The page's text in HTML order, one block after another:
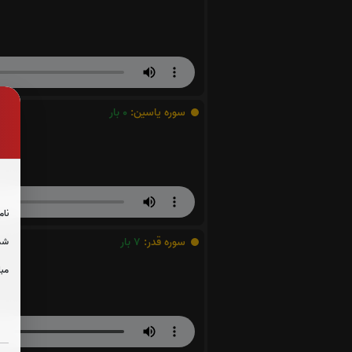
سوره یاسین: 0 بار
سوره قدر: 7 بار